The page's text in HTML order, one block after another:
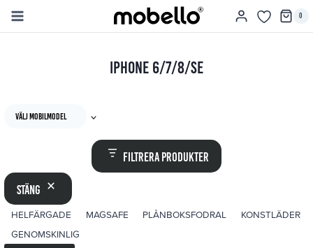
Skip
0
iPhone 6/7/8/SE
välj mobilmodel
Filtrera produkter
Stäng
ETIKETT
HELFÄRGADE MAGSAFE PLÅNBOKSFODRAL
KONSTLÄDER
GENOMSKINLIG